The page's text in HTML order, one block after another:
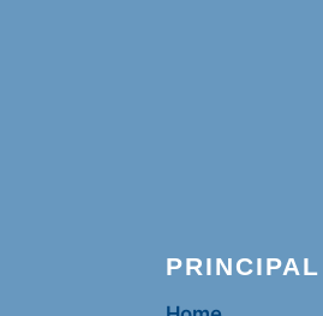
PRINCIPAL